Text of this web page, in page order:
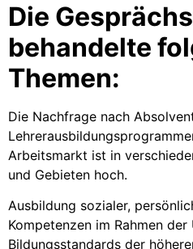
Die
behandelte
Themen:
Die Nachfrage nach
Arbeitsmarkt ist in
und Gebieten hoch.
Ausbildung sozialer,
Kompetenzen im Rahmen
Bildungsstandards der